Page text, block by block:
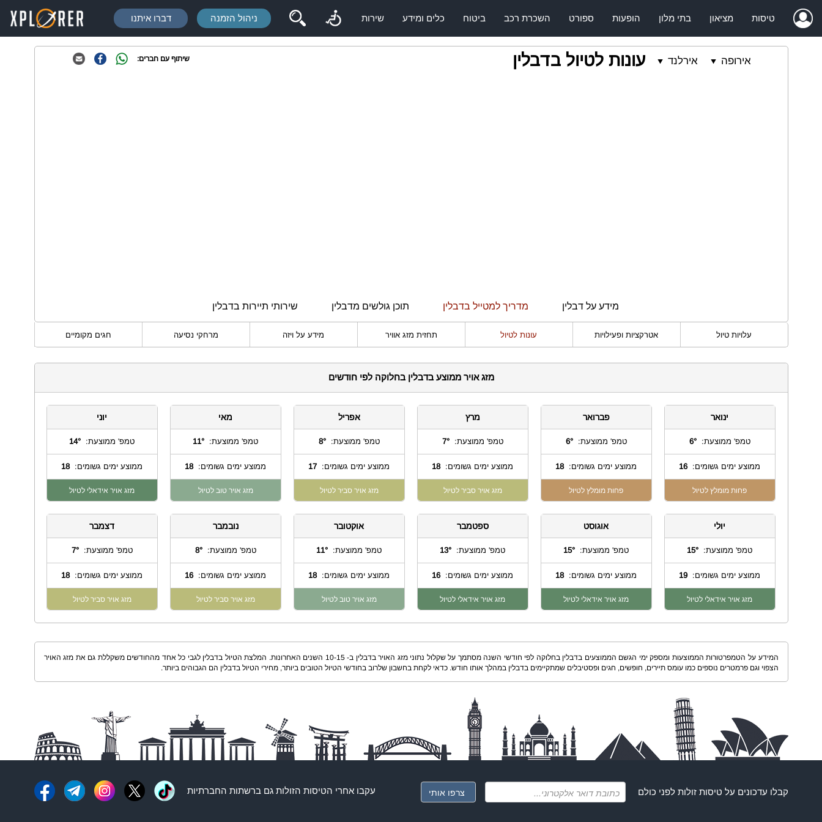
טיסות מציאון בתי מלון הופעות ספורט השכרת רכב ביטוח כלים ומידע שירות ניהול הזמנה דברו איתנו
אירופה ⯆ אירלנד ⯆ עונות לטיול בדבלין שיתוף עם חברים:
מידע על דבלין מדריך למטייל בדבלין תוכן גולשים מדבלין שירותי תיירות בדבלין
עלויות טיול אטרקציות ופעילויות עונות לטיול תחזית מזג אוויר מידע על ויזה מרחקי נסיעה חגים מקומיים
מזג אויר ממוצע בדבלין בחלוקה לפי חודשים
ינואר
טמפ' ממוצעת:6°
ממוצע ימים גשומים:16
פחות מומלץ לטיול
פברואר
טמפ' ממוצעת:6°
ממוצע ימים גשומים:18
פחות מומלץ לטיול
מרץ
טמפ' ממוצעת:7°
ממוצע ימים גשומים:18
מזג אויר סביר לטיול
אפריל
טמפ' ממוצעת:8°
ממוצע ימים גשומים:17
מזג אויר סביר לטיול
מאי
טמפ' ממוצעת: 11°
ממוצע ימים גשומים:18
מזג אויר טוב לטיול
יוני
טמפ' ממוצעת: 14°
ממוצע ימים גשומים:18
מזג אויר אידאלי לטיול
יולי
טמפ' ממוצעת: 15°
ממוצע ימים גשומים:19
מזג אויר אידאלי לטיול
אוגוסט
טמפ' ממוצעת: 15°
ממוצע ימים גשומים:18
מזג אויר אידאלי לטיול
ספטמבר
טמפ' ממוצעת: 13°
ממוצע ימים גשומים:16
מזג אויר אידאלי לטיול
אוקטובר
טמפ' ממוצעת: 11°
ממוצע ימים גשומים:18
מזג אויר טוב לטיול
נובמבר
טמפ' ממוצעת:8°
ממוצע ימים גשומים:16
מזג אויר סביר לטיול
דצמבר
טמפ' ממוצעת:7°
ממוצע ימים גשומים:18
מזג אויר סביר לטיול
המידע על הטמפרטורות הממוצעות ומספק ימי הגשם הממוצעים בדבלין בחלוקה לפי חודשי השנה מסתמך על שקלול נתוני מזג האויר בדבלין ב- 10-15 השנים האחרונות. המלצת הטיול בדבלין לגבי כל אחד מהחודשים משקללת גם את מזג האויר
הצפוי וגם פרמטרים נוספים כמו עומס תיירים, חופשים, חגים ופסטיבלים שמתקיימים בדבלין במהלך אותו חודש. כדאי לקחת בחשבון שלרוב בחודשי הטיול הטובים ביותר, מחירי הטיול בדבלין הם הגבוהים ביותר.
קבלו עדכונים על טיסות זולות לפני כולם עקבו אחרי הטיסות הזולות גם ברשתות החברתיות